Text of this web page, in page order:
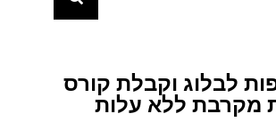
לבלוג וקבלת קורס
מקרבת ללא עלות